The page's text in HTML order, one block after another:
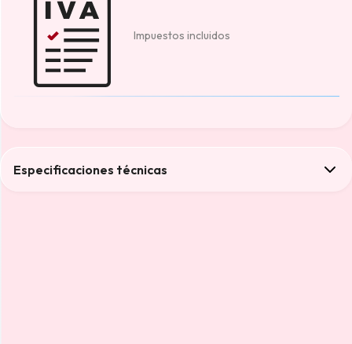
Impuestos incluidos
Especificaciones técnicas